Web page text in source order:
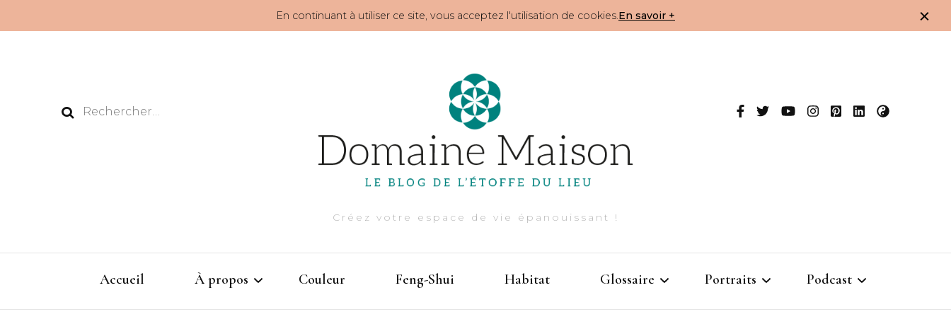
En continuant à utiliser ce site, vous acceptez l'utilisation de cookies.En savoir +
Rechercher :
Créez votre espace de vie épanouissant !
Accueil À propos Couleur Feng-Shui Habitat Glossaire Portraits Podcast